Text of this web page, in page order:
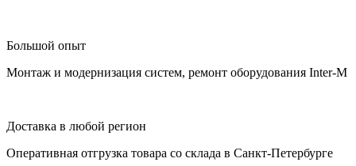
Большой опыт
Монтаж и модернизация систем, ремонт оборудования Inter-M
Доставка в любой регион
Оперативная отгрузка товара со склада в Санкт-Петербурге